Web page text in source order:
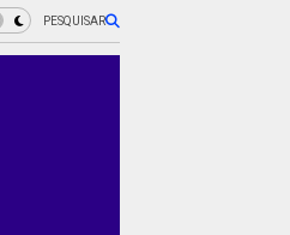
PESQUISAR